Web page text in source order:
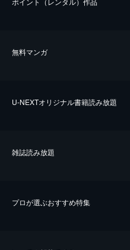
無料マンガ
U-NEXTオリジナル書籍読み放題
雑誌読み放題
プロが選ぶおすすめ特集